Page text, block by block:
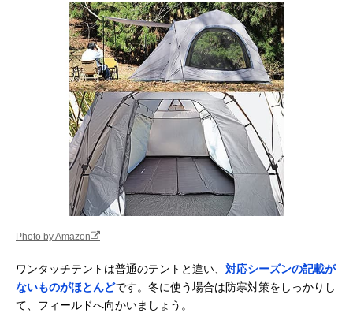
Photo by Amazon
ワンタッチテントは普通のテントと違い、 対応シーズンの記載が
ないものがほとんどです。冬に使う場合は防寒対策をしっかりし
て、フィールドへ向かいましょう。